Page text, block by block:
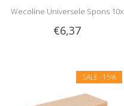
Wecoline Universele Spons 10x
€6,37
SALE -15%